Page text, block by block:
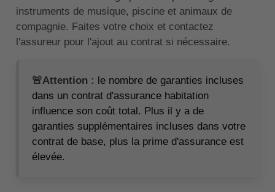
instruments de musique, piscine et animaux de
compagnie. Faites votre choix et contactez
l'assureur pour l'ajout au contrat si nécessaire.
🚨Attention : le nombre de garanties incluses
dans un contrat d'assurance habitation
influence son coût total. Plus il y a de
garanties supplémentaires incluses dans votre
contrat de base, plus la prime d'assurance est
élevée.